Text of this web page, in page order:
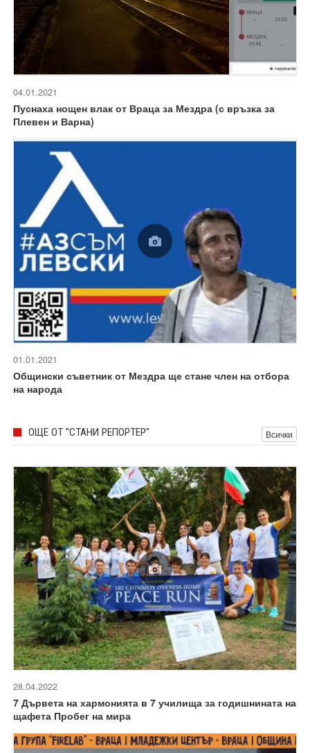
04.01.2021
Пуснаха нощен влак от Враца за Мездра (с връзка за
Плевен и Варна)
01.01.2021
Общински съветник от Мездра ще стане член на отбора
на народа
ОЩЕ ОТ "СТАНИ РЕПОРТЕР" Всички
28.04.2022
7 Дървета на хармонията в 7 училища за годишнината на
щафета Пробег на мира